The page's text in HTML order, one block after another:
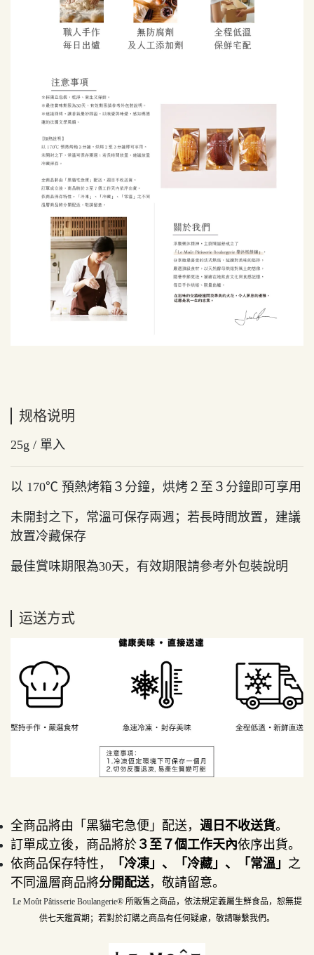
规格说明
25g / 單入
以 170℃ 預熱烤箱３分鐘，烘烤２至３分鐘即可享用
未開封之下，常溫可保存兩週；若長時間放置，建議
放置冷藏保存
最佳賞味期限為30天，有效期限請參考外包裝說明
运送方式
全商品將由「黑貓宅急便」配送， 週日不收送貨。
訂單成立後，商品將於 ３至７個工作天內依序出貨。
依商品保存特性，
「冷凍」、「冷藏」、「常溫」 之
不同溫層商品將分開配送，敬請留意。
Le Moût Pâtisserie Boulangerie® 所販售之商品，依法規定義屬生鮮食品，恕無提
供七天鑑賞期；若對於訂購之商品有任何疑慮，敬請聯繫我們。